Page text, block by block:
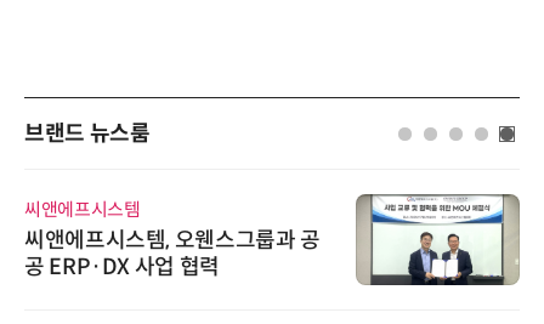
브랜드 뉴스룸
씨앤에프시스템
씨앤에프시스템, 오웬스그룹과 공
공 ERP·DX 사업 협력